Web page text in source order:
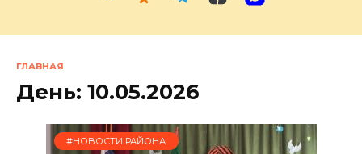
ГЛАВНАЯ
День: 10.05.2026
#НОВОСТИ РАЙОНА